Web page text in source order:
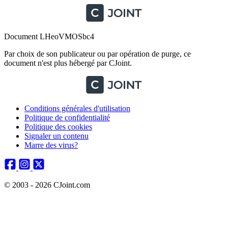
Document LHeoVMOSbc4
Par choix de son publicateur ou par opération de purge, ce
document n'est plus hébergé par CJoint.
Conditions générales d'utilisation
Politique de confidentialité
Politique des cookies
Signaler un contenu
Marre des virus?
© 2003 - 2026 CJoint.com